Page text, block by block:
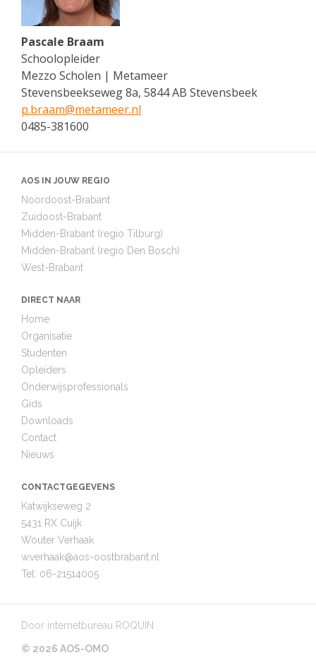
Pascale Braam
Schoolopleider
Mezzo Scholen | Metameer
Stevensbeekseweg 8a, 5844 AB Stevensbeek
p.braam@metameer.nl
0485-381600
AOS IN JOUW REGIO
Noordoost-Brabant
Zuidoost-Brabant
Midden-Brabant (regio Tilburg)
Midden-Brabant (regio Den Bosch)
West-Brabant
DIRECT NAAR
Home
Organisatie
Studenten
Opleiders
Onderwijsprofessionals
Gids
Downloads
Contact
Nieuws
CONTACTGEGEVENS
Katwijkseweg 2
5431 RX Cuijk
Wouter Verhaak
w.verhaak@aos-oostbrabant.nl
Tel: 06-21514005
Door internetbureau ROQUIN
© 2026 AOS-OMO